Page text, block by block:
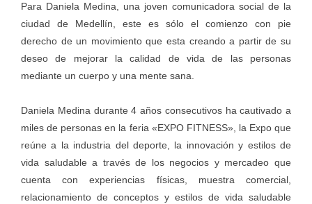
Para Daniela Medina, una joven comunicadora social de la
ciudad de Medellín, este es sólo el comienzo con pie
derecho de un movimiento que esta creando a partir de su
deseo de mejorar la calidad de vida de las personas
mediante un cuerpo y una mente sana.
Daniela Medina durante 4 años consecutivos ha cautivado a
miles de personas en la feria «EXPO FITNESS», la Expo que
reúne a la industria del deporte, la innovación y estilos de
vida saludable a través de los negocios y mercadeo que
cuenta con experiencias físicas, muestra comercial,
relacionamiento de conceptos y estilos de vida saludable